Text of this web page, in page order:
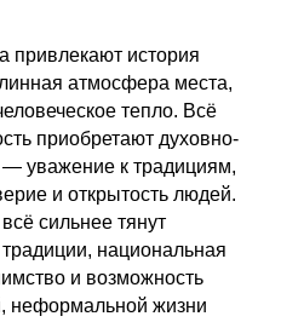
привлекают история
атмосфера места,
тепло. Всё
приобретают духовно-
уважение к традициям,
и открытость людей.
сильнее тянут
национальная
и возможность
неформальной жизни